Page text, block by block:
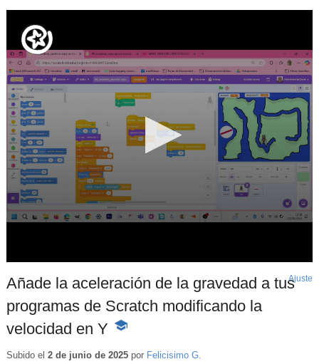
Añade la aceleración de la gravedad a tus
programas de Scratch modificando la
velocidad en Y
-
educativo
Ajuste
Subido el 2 de junio de 2025por Felicisimo G.